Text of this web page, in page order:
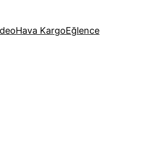
Hava KargoEğlence